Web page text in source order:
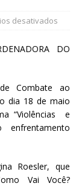
desativados
DO
Combate ao
dia 18 de maio
“Violências e
Roesler, que
Vai Você?